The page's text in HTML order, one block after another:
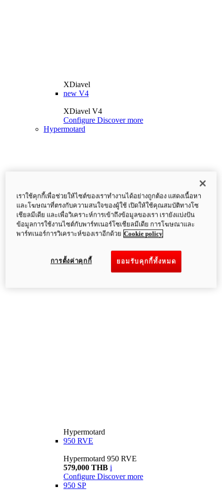
XDiavel
new V4
XDiavel V4
Configure Discover more
Hypermotard
Hypermotard
950 RVE
Hypermotard 950 RVE
579,000 THB i
Configure Discover more
950 SP
เราใช้คุกกี้เพื่อช่วยให้ไซต์ของเราทำงานได้อย่างถูกต้อง แสดงเนื้อหา
และโฆษณาที่ตรงกับความสนใจของผู้ใช้ เปิดให้ใช้คุณสมบัติทางโซ
เชียลมีเดีย และเพื่อวิเคราะห์การเข้าถึงข้อมูลของเรา เรายังแบ่งปัน
ข้อมูลการใช้งานไซต์กับพาร์ทเนอร์โซเชียลมีเดีย การโฆษณาและ
พาร์ทเนอร์การวิเคราะห์ของเราอีกด้วย Cookie policy
ยอมรับคุกกี้ทั้งหมด
การตั้งค่าคุกกี้